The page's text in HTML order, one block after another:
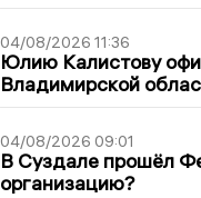
04/08/2026 11:36
Юлию Калистову
Владимирской
04/08/2026 09:01
В Суздале прошёл
организацию?